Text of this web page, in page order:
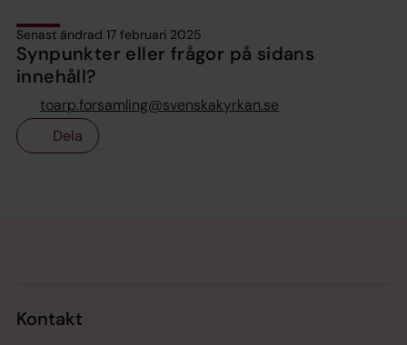
Senast ändrad 17 februari 2025
Synpunkter eller frågor på sidans
innehåll?
toarp.forsamling@svenskakyrkan.se
Dela
Kontakt